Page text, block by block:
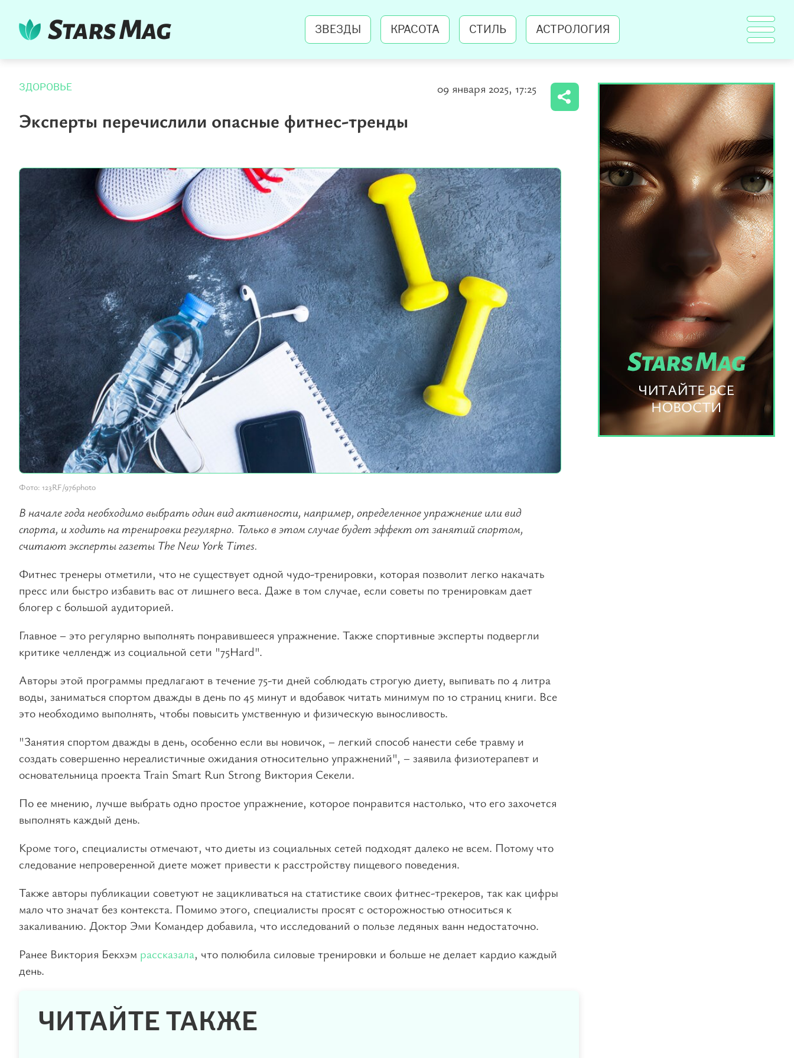
ЗВЕЗДЫ КРАСОТА СТИЛЬ АСТРОЛОГИЯ
ЗДОРОВЬЕ 09 января 2025, 17:25
Эксперты перечислили опасные фитнес-тренды
Фото: 123RF/976photo
В начале года необходимо выбрать один вид активности, например, определенное упражнение или вид
спорта, и ходить на тренировки регулярно. Только в этом случае будет эффект от занятий спортом,
считают эксперты газеты The New York Times.
Фитнес тренеры отметили, что не существует одной чудо-тренировки, которая позволит легко накачать
пресс или быстро избавить вас от лишнего веса. Даже в том случае, если советы по тренировкам дает
блогер с большой аудиторией.
Главное – это регулярно выполнять понравившееся упражнение. Также спортивные эксперты подвергли
критике челлендж из социальной сети "75Hard".
Авторы этой программы предлагают в течение 75-ти дней соблюдать строгую диету, выпивать по 4 литра
воды, заниматься спортом дважды в день по 45 минут и вдобавок читать минимум по 10 страниц книги. Все
это необходимо выполнять, чтобы повысить умственную и физическую выносливость.
"Занятия спортом дважды в день, особенно если вы новичок, – легкий способ нанести себе травму и
создать совершенно нереалистичные ожидания относительно упражнений", – заявила физиотерапевт и
основательница проекта Train Smart Run Strong Виктория Секели.
По ее мнению, лучше выбрать одно простое упражнение, которое понравится настолько, что его захочется
выполнять каждый день.
Кроме того, специалисты отмечают, что диеты из социальных сетей подходят далеко не всем. Потому что
следование непроверенной диете может привести к расстройству пищевого поведения.
Также авторы публикации советуют не зацикливаться на статистике своих фитнес-трекеров, так как цифры
мало что значат без контекста. Помимо этого, специалисты просят с осторожностью относиться к
закаливанию. Доктор Эми Командер добавила, что исследований о пользе ледяных ванн недостаточно.
Ранее Виктория Бекхэм рассказала, что полюбила силовые тренировки и больше не делает кардио каждый
день.
ЧИТАЙТЕ ТАКЖЕ